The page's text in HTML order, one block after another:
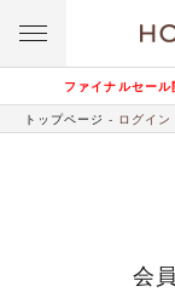
ファイナルセール
トップページ ログイン
会